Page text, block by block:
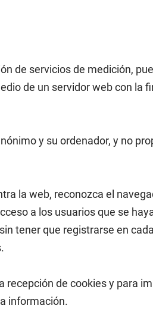
de servicios de medición,
de un servidor web con la
y su ordenador, y no
la web, reconozca el
a los usuarios que se
tener que registrarse en
de cookies y para
información.